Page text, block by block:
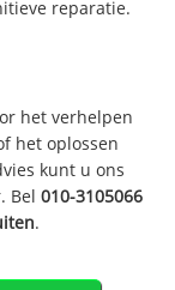
reparatie.
het verhelpen
het oplossen
kunt u ons
Bel010-3105066
.